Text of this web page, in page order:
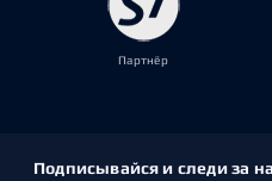
Партнёр
Подписывайся и следи за